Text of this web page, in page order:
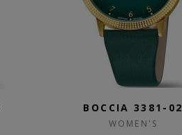
BOCCIA 3381-02
WOMEN'S